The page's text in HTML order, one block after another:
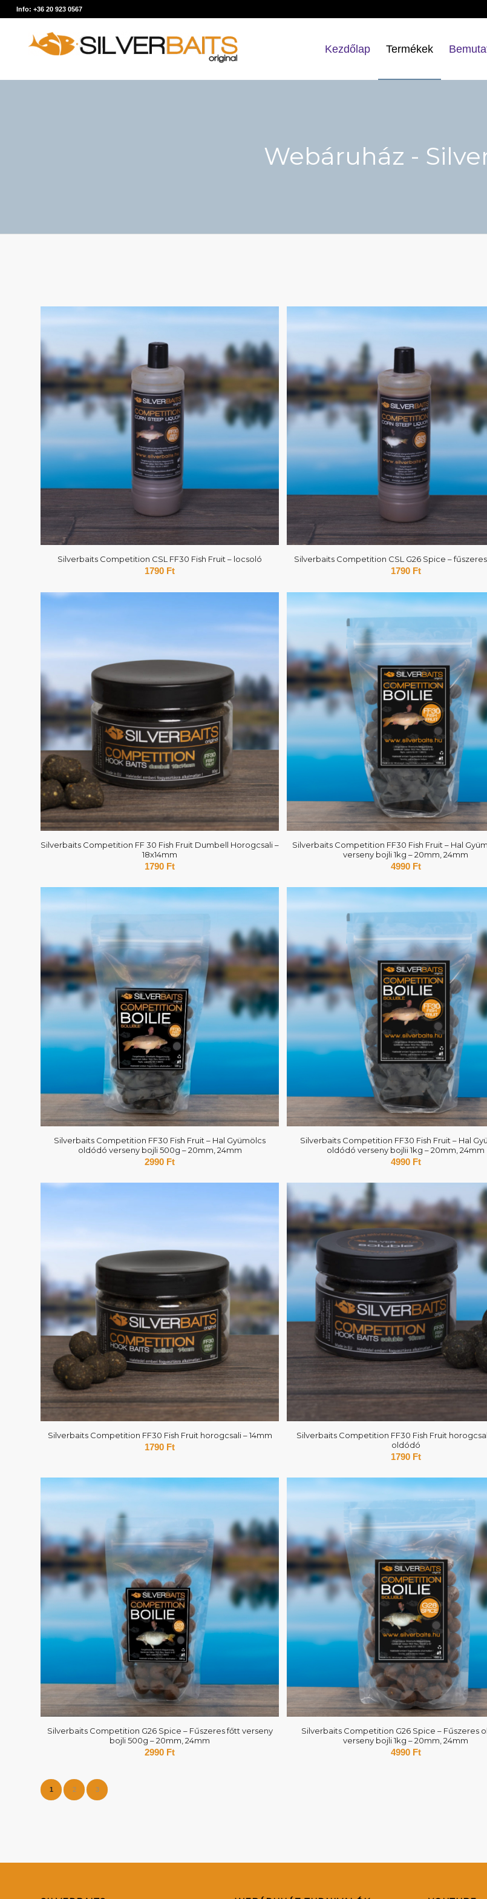
Info: +36 20 923 0567
Kezdőlap Termékek
Webáruház -
Silverbaits Competition CSL FF30 Fish Fruit – locsoló
1790 Ft
Silverbaits Competition CSL G26 Spice –
1790 Ft
Silverbaits Competition FF 30 Fish Fruit Dumbell Horogcsali –
18x14mm
1790 Ft
Silverbaits Competition FF30 Fish Fruit – Hal
verseny bojli 1kg – 20mm, 24mm
4990 Ft
Silverbaits Competition FF30 Fish Fruit – Hal Gyümölcs
oldódó verseny bojli 500g – 20mm, 24mm
2990 Ft
Silverbaits Competition FF30 Fish Fruit – Hal
oldódó verseny bojlii 1kg – 20mm, 24mm
4990 Ft
Silverbaits Competition FF30 Fish Fruit horogcsali – 14mm
1790 Ft
Silverbaits Competition FF30 Fish Fruit
oldódó
1790 Ft
Silverbaits Competition G26 Spice – Fűszeres főtt verseny
bojli 500g – 20mm, 24mm
2990 Ft
Silverbaits Competition G26 Spice – Fűszeres
verseny bojli 1kg – 20mm, 24mm
4990 Ft
1 2 3